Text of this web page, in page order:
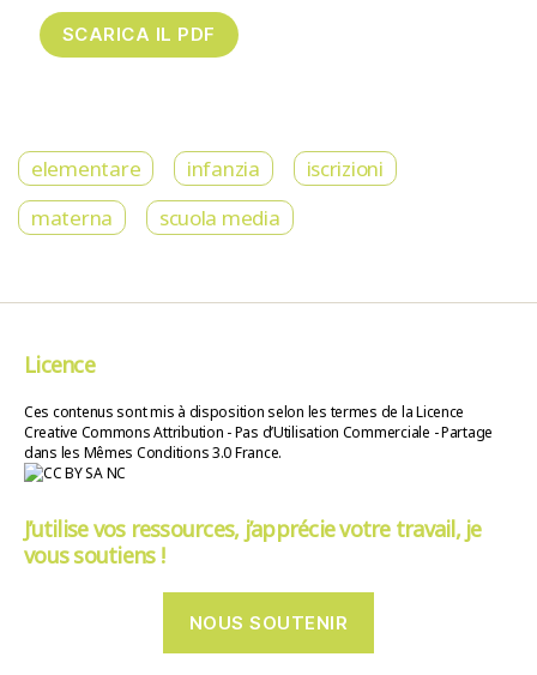
elementare infanzia
iscrizioni
materna
scuola media
Licence
Ces contenus sont mis à disposition selon les termes de la Licence
Creative Commons Attribution - Pas d’Utilisation Commerciale - Partage
dans les Mêmes Conditions 3.0 France.
J’utilise vos ressources, j’apprécie votre travail, je
vous soutiens !
NOUS SOUTENIR